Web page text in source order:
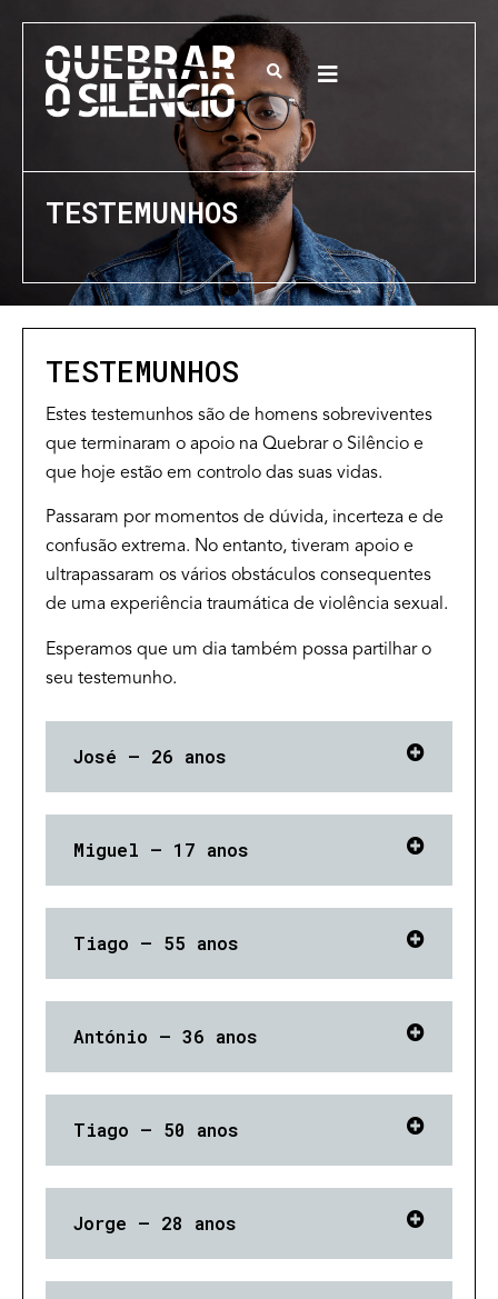
TESTEMUNHOS
TESTEMUNHOS
Estes testemunhos são de homens sobreviventes
que terminaram o apoio na Quebrar o Silêncio e
que hoje estão em controlo das suas vidas.
Passaram por momentos de dúvida, incerteza e de
confusão extrema. No entanto, tiveram apoio e
ultrapassaram os vários obstáculos consequentes
de uma experiência traumática de violência sexual.
Esperamos que um dia também possa partilhar o
seu testemunho.
José — 26 anos
Miguel — 17 anos
Tiago — 55 anos
António — 36 anos
Tiago — 50 anos
Jorge — 28 anos